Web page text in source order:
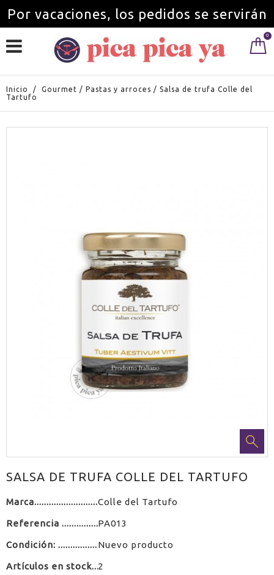
Por vacaciones, los pedidos se servirán
a partir del 1 de septiembre.
0
Inicio / Gourmet / Pastas y arroces / Salsa de trufa Colle del
Tartufo
SALSA DE TRUFA COLLE DEL TARTUFO
Marca Colle del Tartufo
Referencia PA013
Condición: Nuevo producto
Artículos en stock 2